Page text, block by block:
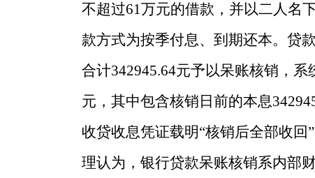
不超过61万元的借款，并以二人名
款方式为按季付息、到期还本。贷
合计342945.64元予以呆账核销，
元，其中包含核销日前的本息
收贷收息凭证载明“核销后全部收
理认为，银行贷款呆账核销系内部